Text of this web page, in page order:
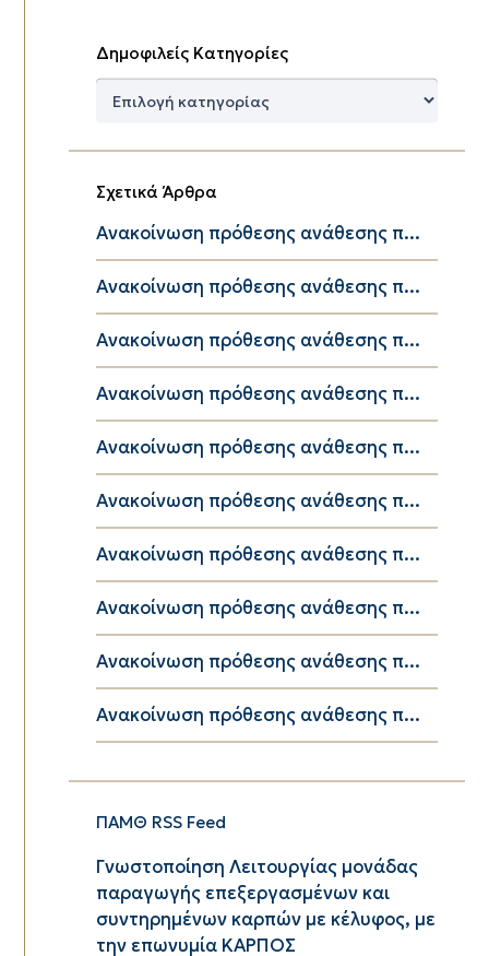
Δημοφιλείς Κατηγορίες
Δημοφιλείς
Σχετικά Άρθρα
Ανακοίνωση πρόθεσης ανάθεσης π...
Ανακοίνωση πρόθεσης ανάθεσης π...
Ανακοίνωση πρόθεσης ανάθεσης π...
Ανακοίνωση πρόθεσης ανάθεσης π...
Ανακοίνωση πρόθεσης ανάθεσης π...
Ανακοίνωση πρόθεσης ανάθεσης π...
Ανακοίνωση πρόθεσης ανάθεσης π...
Ανακοίνωση πρόθεσης ανάθεσης π...
Ανακοίνωση πρόθεσης ανάθεσης π...
Ανακοίνωση πρόθεσης ανάθεσης π...
ΠΑΜΘ RSS Feed
Γνωστοποίηση Λειτουργίας μονάδας
παραγωγής επεξεργασμένων και
συντηρημένων καρπών με κέλυφος, με
την επωνυμία ΚΑΡΠΟΣ